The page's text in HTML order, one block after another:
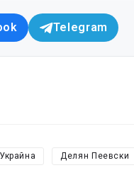
Telegram
Делян Пеевски